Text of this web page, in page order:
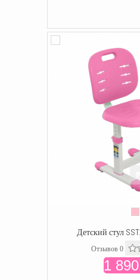
Детский стул
Отзывов 0
1